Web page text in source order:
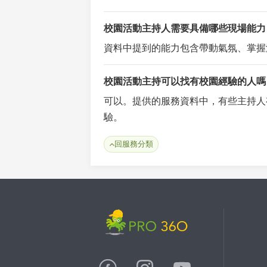
校園活動主持人需要具備哪些現場能
資料中提到的能力包含帶動氣氛、掌
校園活動主持可以找有校園經驗的人
可以。提供的服務資料中，有些主持
驗。
回服務分類